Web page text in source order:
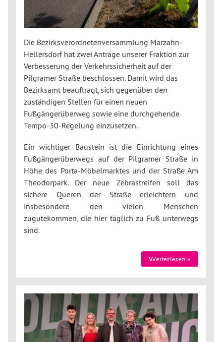
Die Bezirksverordnetenversammlung Marzahn-
Hellersdorf hat zwei Anträge unserer Fraktion zur
Verbesserung der Verkehrssicherheit auf der
Pilgramer Straße beschlossen. Damit wird das
Bezirksamt beauftragt, sich gegenüber den
zuständigen Stellen für einen neuen
Fußgängerüberweg sowie eine durchgehende
Tempo-30-Regelung einzusetzen.
Ein wichtiger Baustein ist die Einrichtung eines
Fußgängerüberwegs auf der Pilgramer Straße in
Höhe des Porta-Möbelmarktes und der Straße Am
Theodorpark. Der neue Zebrastreifen soll das
sichere Queren der Straße erleichtern und
insbesondere den vielen Menschen
zugutekommen, die hier täglich zu Fuß unterwegs
sind.
Weiterlesen »